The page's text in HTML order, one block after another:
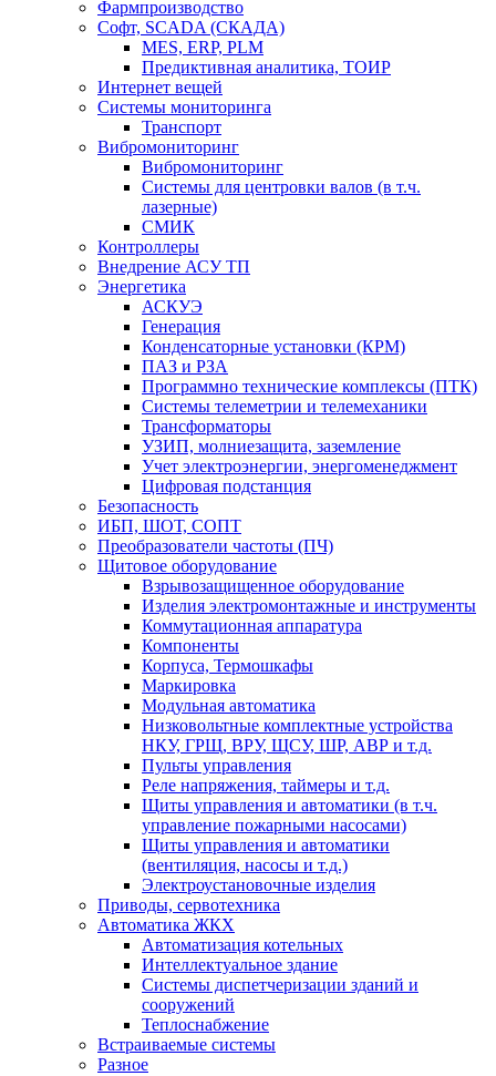
Фармпроизводство
Софт, SCADA (СКАДА)
MES, ERP, PLM
Предиктивная аналитика, ТОИР
Интернет вещей
Системы мониторинга
Транспорт
Вибромониторинг
Вибромониторинг
Системы для центровки валов (в т.ч.
лазерные)
СМИК
Контроллеры
Внедрение АСУ ТП
Энергетика
АСКУЭ
Генерация
Конденсаторные установки (КРМ)
ПАЗ и РЗА
Программно технические комплексы (ПТК)
Системы телеметрии и телемеханики
Трансформаторы
УЗИП, молниезащита, заземление
Учет электроэнергии, энергоменеджмент
Цифровая подстанция
Безопасность
ИБП, ШОТ, СОПТ
Преобразователи частоты (ПЧ)
Щитовое оборудование
Взрывозащищенное оборудование
Изделия электромонтажные и инструменты
Коммутационная аппаратура
Компоненты
Корпуса, Термошкафы
Маркировка
Модульная автоматика
Низковольтные комплектные устройства
НКУ, ГРЩ, ВРУ, ЩСУ, ШР, АВР и т.д.
Пульты управления
Реле напряжения, таймеры и т.д.
Щиты управления и автоматики (в т.ч.
управление пожарными насосами)
Щиты управления и автоматики
(вентиляция, насосы и т.д.)
Электроустановочные изделия
Приводы, сервотехника
Автоматика ЖКХ
Автоматизация котельных
Интеллектуальное здание
Системы диспетчеризации зданий и
сооружений
Теплоснабжение
Встраиваемые системы
Разное